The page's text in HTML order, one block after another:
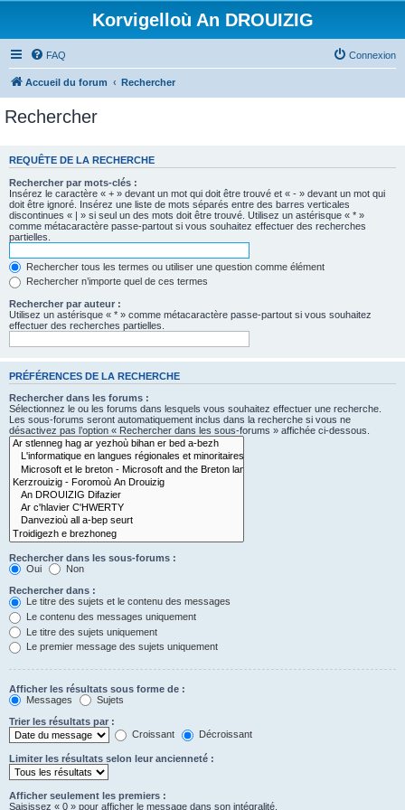
Korvigelloù An DROUIZIG
FAQ Connexion
Accueil du forum Rechercher
Rechercher
REQUÊTE DE LA RECHERCHE
Rechercher par mots-clés :
Insérez le caractère « + » devant un mot qui doit être trouvé et « - » devant un mot qui
doit être ignoré. Insérez une liste de mots séparés entre des barres verticales
discontinues « | » si seul un des mots doit être trouvé. Utilisez un astérisque « * »
comme métacaractère passe-partout si vous souhaitez effectuer des recherches
partielles.
Rechercher tous les termes ou utiliser une question comme élément
Rechercher n’importe quel de ces termes
Rechercher par auteur :
Utilisez un astérisque « * » comme métacaractère passe-partout si vous souhaitez
effectuer des recherches partielles.
PRÉFÉRENCES DE LA RECHERCHE
Rechercher dans les forums :
Sélectionnez le ou les forums dans lesquels vous souhaitez effectuer une recherche.
Les sous-forums seront automatiquement inclus dans la recherche si vous ne
désactivez pas l’option « Rechercher dans les sous-forums » affichée ci-dessous.
Rechercher dans les sous-forums :
Oui
Non
Rechercher dans :
Le titre des sujets et le contenu des messages
Le contenu des messages uniquement
Le titre des sujets uniquement
Le premier message des sujets uniquement
Afficher les résultats sous forme de :
Messages
Sujets
Trier les résultats par :
Croissant
Décroissant
Limiter les résultats selon leur ancienneté :
Afficher seulement les premiers :
Saisissez « 0 » pour afficher le message dans son intégralité.